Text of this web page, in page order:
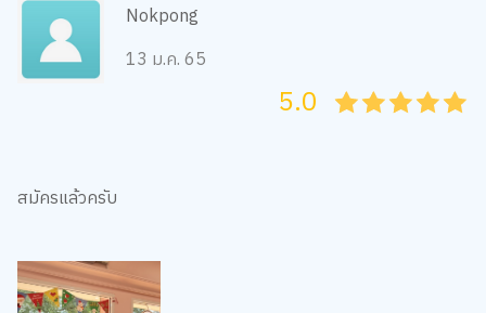
Nokpong
13 ม.ค. 65
45
4
35
3
25
2
15
1
05
5.0
สมัครแล้วครับ